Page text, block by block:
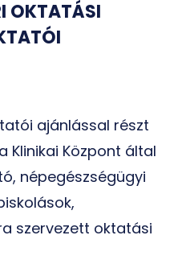
OKTATÁSI
ajánlással részt
Klinikai Központ által
népegészségügyi
szervezett oktatási